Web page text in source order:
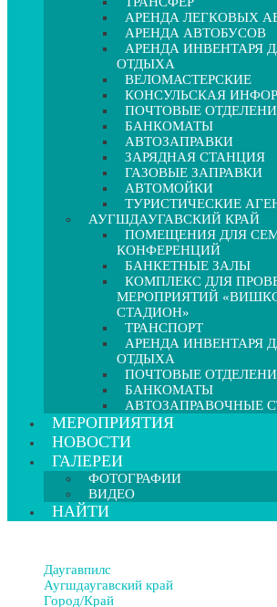
АРЕНДА ЛЕГКОВЫХ
АРЕНДА АВТОБУСОВ
АРЕНДА ИНВЕНТАРЯ
ОТДЫХА
ВЕЛОМАСТЕРСКИЕ
КОНСУЛЬСКАЯ
ПОЧТОВЫЕ
БАНКОМАТЫ
АВТОЗАПРАВКИ
ЗАРЯДНАЯ СТАНЦИЯ
ГАЗОВЫЕ ЗАПРАВКИ
АВТОМОЙКИ
ТУРИСТИЧЕСКИЕ
АУГШДАУГАВСКИЙ КРАЙ
ПОМЕЩЕНИЯ ДЛЯ
КОНФЕРЕНЦИЙ
БАНКЕТНЫЕ ЗАЛЫ
КОМПЛЕКС ДЛЯ
МЕРОПРИЯТИЙ
СТАДИОН»
ТРАНСПОРТ
АРЕНДА ИНВЕНТАРЯ
ОТДЫХА
ПОЧТОВЫЕ
БАНКОМАТЫ
АВТОЗАПРАВОЧНЫЕ
МЕРОПРИЯТИЯ
НОВОСТИ
ГАЛЕРЕИ
ФОТОГРАФИИ
ВИДЕО
НАЙТИ
Даугавпилс
Аугшдаугавский край
Город/Край